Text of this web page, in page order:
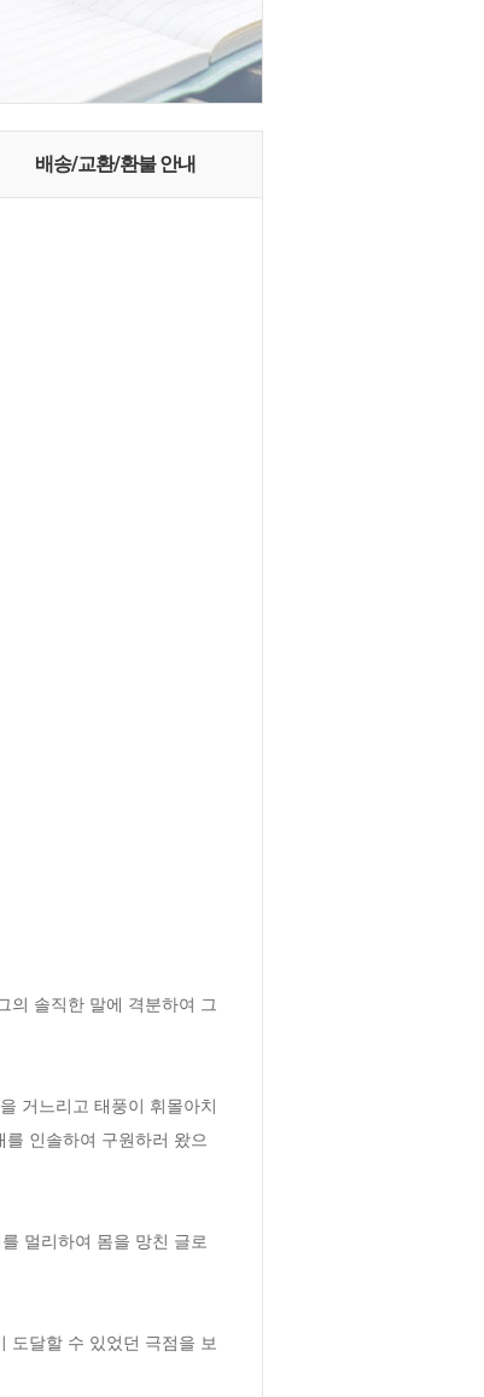
배송/교환/환불 안내
의 솔직한 말에 격분하여 그
거느리고 태풍이 휘몰아치
인솔하여 구원하러 왔으
멀리하여 몸을 망친 글로
도달할 수 있었던 극점을 보